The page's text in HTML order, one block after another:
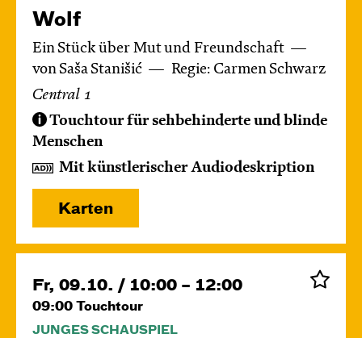
Wolf
Ein Stück über Mut und Freundschaft
von Saša Stanišić
Regie: Carmen Schwarz
Central 1
Touchtour für sehbehinderte und blinde
Menschen
Mit künstlerischer Audiodeskription
Karten
Fr, 09.10. / 10:00 – 12:00
09:00 Touchtour
JUNGES SCHAUSPIEL